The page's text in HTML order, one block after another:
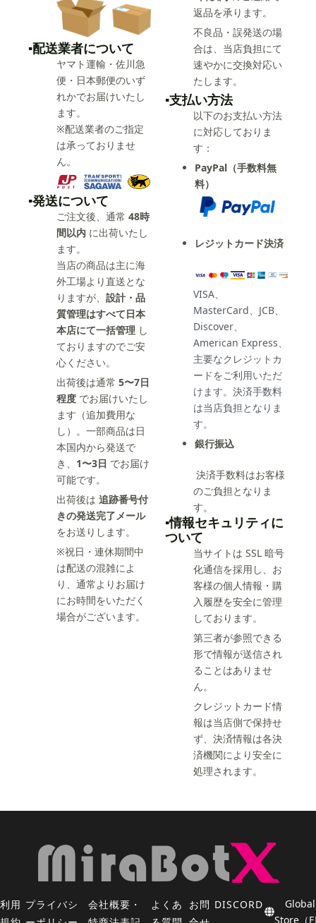
▪️配送業者について
ヤマト運輸・佐川急
便・日本郵便のいず
れかでお届けいたし
ます。
※配送業者のご指定
は承っておりませ
ん。
▪️発送について
ご注文後、通常 48時
間以内 に出荷いたし
ます。
当店の商品は主に海
外工場より直送とな
りますが、 設計・品
質管理はすべて日本
本店にて一括管理 し
ておりますのでご安
心ください。
出荷後は通常 5〜7日
程度 でお届けいたし
ます（追加費用な
し）。一部商品は日
本国内から発送で
き、 1〜3日 でお届け
可能です。
出荷後は 追跡番号付
きの発送完了メール
をお送りします。
※祝日・連休期間中
は配送の混雑によ
り、通常よりお届け
にお時間をいただく
場合がございます。
返品を承ります。
不良品・誤発送の場
合は、当店負担にて
速やかに交換対応い
たします。
▪️支払い方法
以下のお支払い方法
に対応しておりま
す：
PayPal（手数料無
料）
レジットカード決済
VISA、
MasterCard、JCB、
Discover、
American Express、
主要なクレジットカ
ードをご利用いただ
けます。決済手数料
は当店負担となりま
す。
銀行振込
決済手数料はお客様
のご負担となりま
す。
▪️情報セキュリティに
ついて
当サイトは SSL 暗号
化通信を採用し、お
客様の個人情報・購
入履歴を安全に管理
しております。
第三者が参照できる
形で情報が送信され
ることはありませ
ん。
クレジットカード情
報は当店側で保持せ
ず、決済情報は各決
済機関により安全に
処理されます。
利用 プライバシ
会社概要・
よくあ
お問 DISCORD
Global
Store（